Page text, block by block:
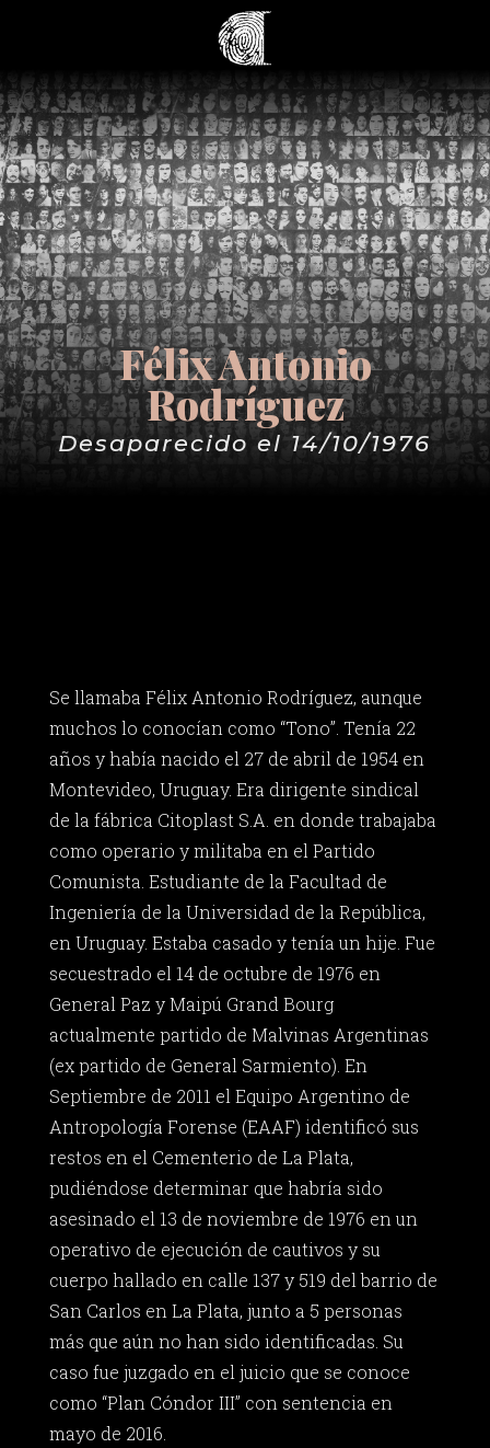
Félix Antonio
Rodríguez
Desaparecido el 14/10/1976
Se llamaba Félix Antonio Rodríguez, aunque
muchos lo conocían como “Tono”. Tenía 22
años y había nacido el 27 de abril de 1954 en
Montevideo, Uruguay. Era dirigente sindical
de la fábrica Citoplast S.A. en donde trabajaba
como operario y militaba en el Partido
Comunista. Estudiante de la Facultad de
Ingeniería de la Universidad de la República,
en Uruguay. Estaba casado y tenía un hije. Fue
secuestrado el 14 de octubre de 1976 en
General Paz y Maipú Grand Bourg
actualmente partido de Malvinas Argentinas
(ex partido de General Sarmiento). En
Septiembre de 2011 el Equipo Argentino de
Antropología Forense (EAAF) identificó sus
restos en el Cementerio de La Plata,
pudiéndose determinar que habría sido
asesinado el 13 de noviembre de 1976 en un
operativo de ejecución de cautivos y su
cuerpo hallado en calle 137 y 519 del barrio de
San Carlos en La Plata, junto a 5 personas
más que aún no han sido identificadas. Su
caso fue juzgado en el juicio que se conoce
como “Plan Cóndor III” con sentencia en
mayo de 2016.